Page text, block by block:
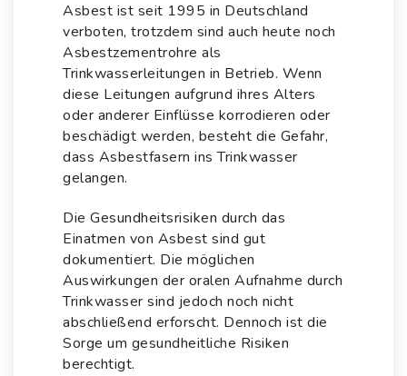
Asbest ist seit 1995 in Deutschland
verboten, trotzdem sind auch heute noch
Asbestzementrohre als
Trinkwasserleitungen in Betrieb. Wenn
diese Leitungen aufgrund ihres Alters
oder anderer Einflüsse korrodieren oder
beschädigt werden, besteht die Gefahr,
dass Asbestfasern ins Trinkwasser
gelangen.
Die Gesundheitsrisiken durch das
Einatmen von Asbest sind gut
dokumentiert. Die möglichen
Auswirkungen der oralen Aufnahme durch
Trinkwasser sind jedoch noch nicht
abschließend erforscht. Dennoch ist die
Sorge um gesundheitliche Risiken
berechtigt.